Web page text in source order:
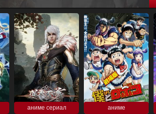
аниме сериал аниме